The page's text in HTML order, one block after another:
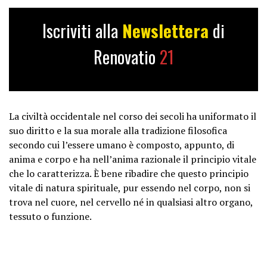
Iscriviti alla Newslettera di
Renovatio 21
La civiltà occidentale nel corso dei secoli ha uniformato il
suo diritto e la sua morale alla tradizione filosofica
secondo cui l’essere umano è composto, appunto, di
anima e corpo e ha nell’anima razionale il principio vitale
che lo caratterizza. È bene ribadire che questo principio
vitale di natura spirituale, pur essendo nel corpo, non si
trova nel cuore, nel cervello né in qualsiasi altro organo,
tessuto o funzione.